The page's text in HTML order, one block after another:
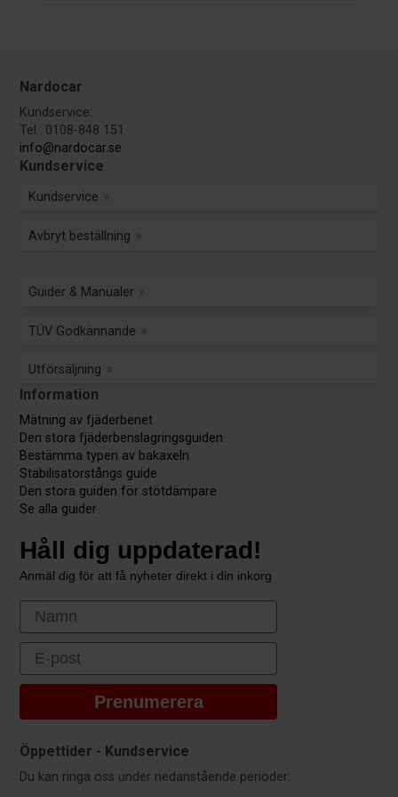
Nardocar
Kundservice:
Tel.: 0108-848 151
info@nardocar.se
Kundservice
Kundservice
Avbryt beställning
Guider & Manualer
TÜV Godkännande
Utförsäljning
Information
Mätning av fjäderbenet
Den stora fjäderbenslagringsguiden
Bestämma typen av bakaxeln
Stabilisatorstångs guide
Den stora guiden för stötdämpare
Se alla guider
Håll dig uppdaterad!
Anmäl dig för att få nyheter direkt i din inkorg
First Name
Email
Prenumerera
Öppettider - Kundservice
Du kan ringa oss under nedanstående perioder: